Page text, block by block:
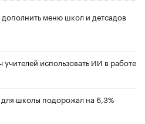
меню школ и детсадов
использовать ИИ в работе
школы подорожал на 6,3%